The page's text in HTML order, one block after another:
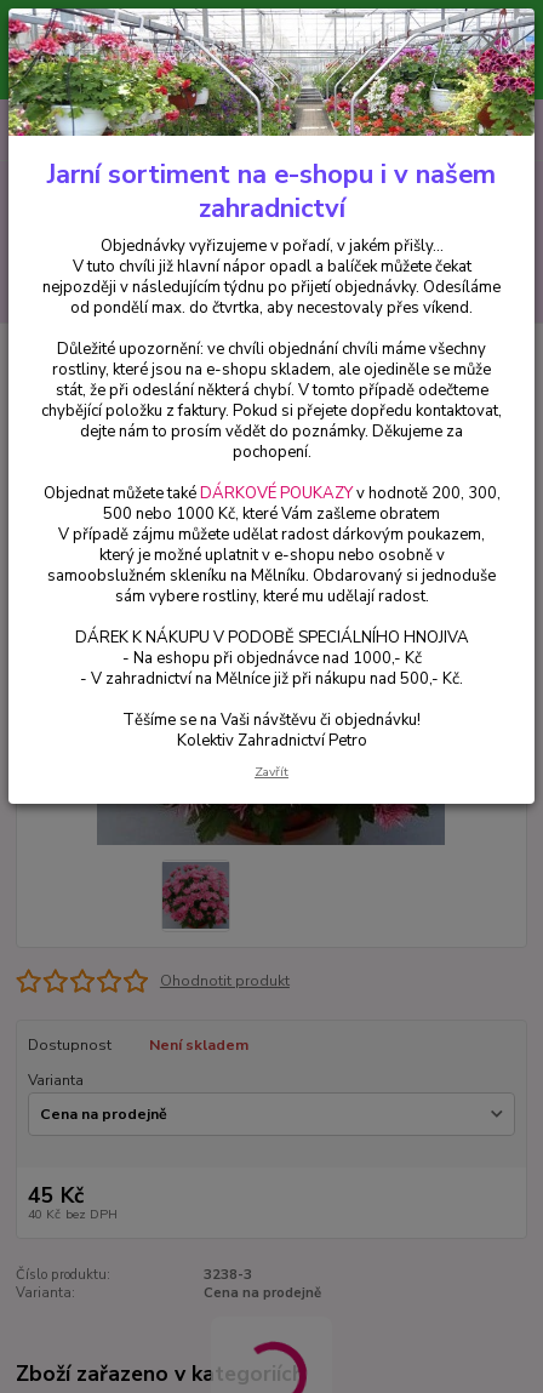
Minimální hodnota pro odeslání z e-shopu je 300 Kč.
V tuto chvíli již hlavní nápor objednávek opadl a balíček můžete čekat
nejpozději v následujícím týdnu po přijetí objednávky. Objednávky
vyřizujeme v pořadí, v jakém přišly...
CZK
Hledat
+420 602 223 614 0ks
za0 Kč
Chryzantémy Multiflora – oranžová - cena na prodejně
Multiflora – oranžová - cena na
prodejně
Ohodnotit produkt
Dostupnost
Není skladem
Varianta
45 Kč
40 Kč bez DPH
Číslo produktu:
3238-3
Varianta:
Cena na prodejně
Zboží zařazeno v kategoriích
Jarní sortiment na e-shopu i v našem
zahradnictví
Objednávky vyřizujeme v pořadí, v jakém přišly...
V tuto chvíli již hlavní nápor opadl a balíček můžete čekat
nejpozději v následujícím týdnu po přijetí objednávky. Odesíláme
od pondělí max. do čtvrtka, aby necestovaly přes víkend.
Důležité upozornění: ve chvíli objednání chvíli máme všechny
rostliny, které jsou na e-shopu skladem, ale ojediněle se může
stát, že při odeslání některá chybí. V tomto případě odečteme
chybějící položku z faktury. Pokud si přejete dopředu kontaktovat,
dejte nám to prosím vědět do poznámky. Děkujeme za
pochopení.
Objednat můžete takéDÁRKOVÉ POUKAZYv hodnotě 200, 300,
500 nebo 1000 Kč, které Vám zašleme obratem
V případě zájmu můžete udělat radost dárkovým poukazem,
který je možné uplatnit v e-shopu nebo osobně v
samoobslužném skleníku na Mělníku. Obdarovaný si jednoduše
sám vybere rostliny, které mu udělají radost.
DÁREK K NÁKUPU V PODOBĚ SPECIÁLNÍHO HNOJIVA
- Na eshopu při objednávce nad 1000,- Kč
- V zahradnictví na Mělníce již při nákupu nad 500,- Kč.
Těšíme se na Vaši návštěvu či objednávku!
Kolektiv Zahradnictví Petro
Zavřít